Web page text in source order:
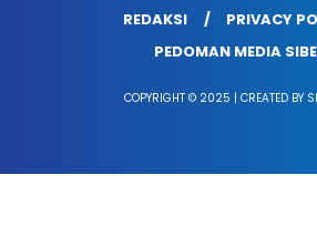
REDAKSI
PRIVACY
PEDOMAN MEDIA
COPYRIGHT © 2025 | CREATED BY